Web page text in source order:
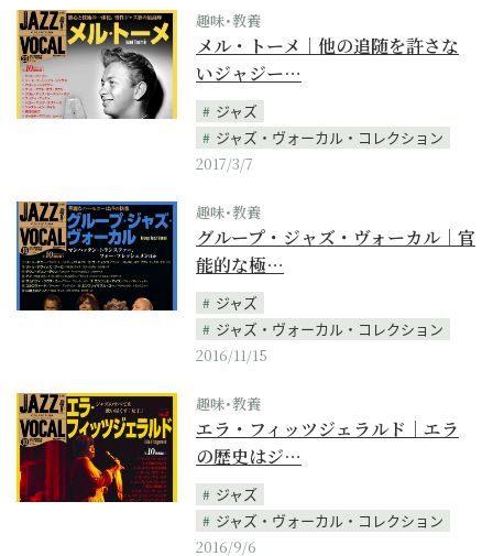
趣味･教養
メル・トーメ｜他の追随を許さな
いジャジー…
ジャズ
ジャズ・ヴォーカル・コレクション
2017/3/7
趣味･教養
グループ・ジャズ・ヴォーカル｜官
能的な極…
ジャズ
ジャズ・ヴォーカル・コレクション
2016/11/15
趣味･教養
エラ・フィッツジェラルド｜エラ
の歴史はジ…
ジャズ
ジャズ・ヴォーカル・コレクション
2016/9/6